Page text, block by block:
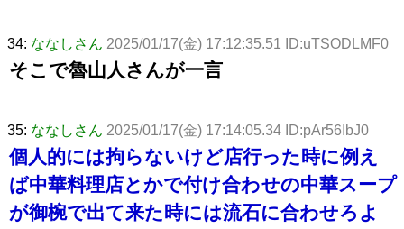
34: ななしさん 2025/01/17(金) 17:12:35.51 ID:uTSODLMF0
そこで魯山人さんが一言
35: ななしさん 2025/01/17(金) 17:14:05.34 ID:pAr56IbJ0
個人的には拘らないけど店行った時に例え
ば中華料理店とかで付け合わせの中華スープ
が御椀で出て来た時には流石に合わせろよ